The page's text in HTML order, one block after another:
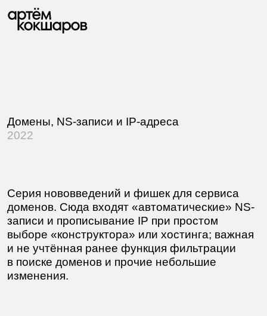
выборе «конструктора» или хостинга; важная
и не учтённая ранее функция фильтрации
в поиске доменов и прочие небольшие
изменения.
О кейсеКартинки